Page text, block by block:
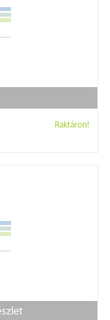
Raktáron!